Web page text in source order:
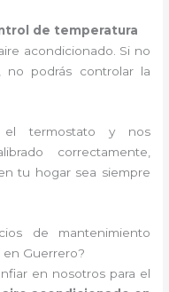
de temperatura
acondicionado. Si no
no podrás controlar la
el termostato y nos
correctamente,
tu hogar sea siempre
de mantenimiento
Guerrero?
en nosotros para el